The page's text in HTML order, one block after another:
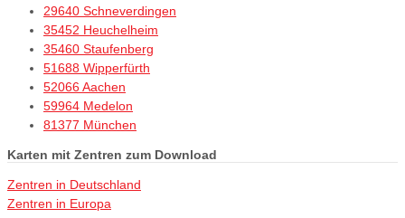
29640 Schneverdingen
35452 Heuchelheim
35460 Staufenberg
51688 Wipperfürth
52066 Aachen
59964 Medelon
81377 München
Karten mit Zentren zum Download
Zentren in Deutschland
Zentren in Europa